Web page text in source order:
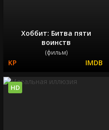
Хоббит: Битва пяти
воинств
(фильм)
HD